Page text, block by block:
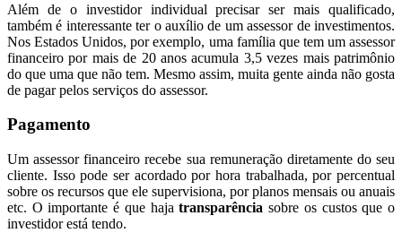
Além de o investidor individual precisar ser mais qualificado,
também é interessante ter o auxílio de um assessor de investimentos.
Nos Estados Unidos, por exemplo, uma família que tem um assessor
financeiro por mais de 20 anos acumula 3,5 vezes mais patrimônio
do que uma que não tem. Mesmo assim, muita gente ainda não gosta
de pagar pelos serviços do assessor.
Pagamento
Um assessor financeiro recebe sua remuneração diretamente do seu
cliente. Isso pode ser acordado por hora trabalhada, por percentual
sobre os recursos que ele supervisiona, por planos mensais ou anuais
etc. O importante é que hajatransparência sobre os custos que o
investidor está tendo.